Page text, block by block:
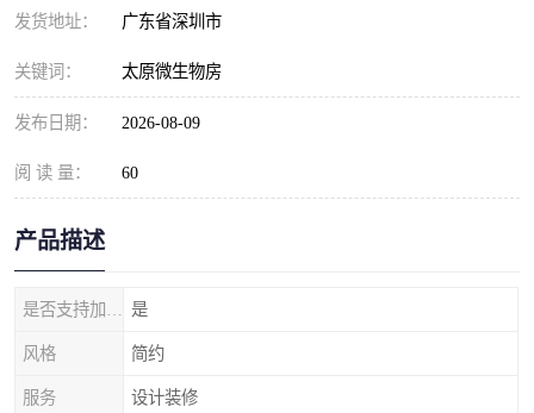
发货地址： 广东省深圳市
关键词： 太原微生物房
发布日期： 2026-08-09
阅 读 量： 60
产品描述
是
风格 简约
服务 设计装修